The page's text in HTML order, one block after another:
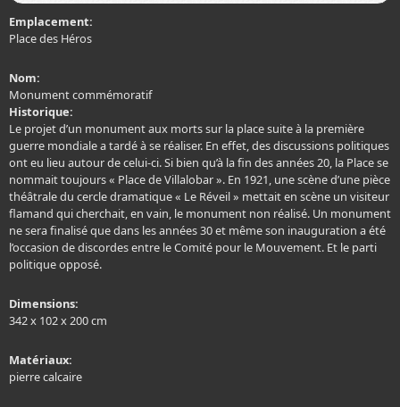
Emplacement:
Place des Héros
Nom:
Monument commémoratif
Historique:
Le projet d’un monument aux morts sur la place suite à la première
guerre mondiale a tardé à se réaliser. En effet, des discussions politiques
ont eu lieu autour de celui-ci. Si bien qu’à la fin des années 20, la Place se
nommait toujours « Place de Villalobar ». En 1921, une scène d’une pièce
théâtrale du cercle dramatique « Le Réveil » mettait en scène un visiteur
flamand qui cherchait, en vain, le monument non réalisé. Un monument
ne sera finalisé que dans les années 30 et même son inauguration a été
l’occasion de discordes entre le Comité pour le Mouvement. Et le parti
politique opposé.
Dimensions:
342 x 102 x 200 cm
Matériaux:
pierre calcaire